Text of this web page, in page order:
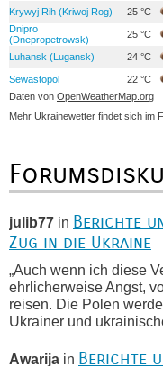
Krywyj Rih (Kriwoj Rog) 25 °C
Dnipro
(Dnepropetrowsk)
25 °C
Luhansk (Lugansk) 24 °C
Sewastopol 22 °C
Daten von OpenWeatherMap.org
Mehr Ukrainewetter findet sich im
julib77 in Berichte
Zug in die Ukraine
„Auch wenn ich diese
ehrlicherweise Angst,
reisen. Die Polen
Ukrainer und
Awarija in Berichte